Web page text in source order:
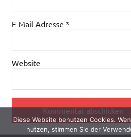
E-Mail-Adresse *
Website
Diese Website benutzen Cookies.
nutzen, stimmen Sie der